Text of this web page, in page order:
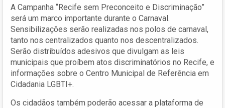
A Campanha “Recife sem Preconceito e Discriminação”
será um marco importante durante o Carnaval.
Sensibilizações serão realizadas nos polos de carnaval,
tanto nos centralizados quanto nos descentralizados.
Serão distribuídos adesivos que divulgam as leis
municipais que proíbem atos discriminatórios no Recife, e
informações sobre o Centro Municipal de Referência em
Cidadania LGBTI+.
Os cidadãos também poderão acessar a plataforma de